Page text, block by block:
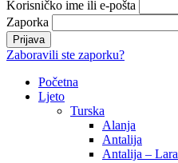
Korisničko ime ili e-pošta
Zaporka
Zaboravili ste zaporku?
Početna
Ljeto
Turska
Alanja
Antalija
Antalija – Lara